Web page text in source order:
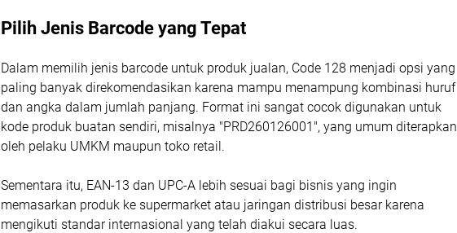
Pilih Jenis Barcode yang Tepat
Dalam memilih jenis barcode untuk produk jualan, Code 128 menjadi opsi yang
paling banyak direkomendasikan karena mampu menampung kombinasi huruf
dan angka dalam jumlah panjang. Format ini sangat cocok digunakan untuk
kode produk buatan sendiri, misalnya "PRD260126001", yang umum diterapkan
oleh pelaku UMKM maupun toko retail.
Sementara itu, EAN-13 dan UPC-A lebih sesuai bagi bisnis yang ingin
memasarkan produk ke supermarket atau jaringan distribusi besar karena
mengikuti standar internasional yang telah diakui secara luas.